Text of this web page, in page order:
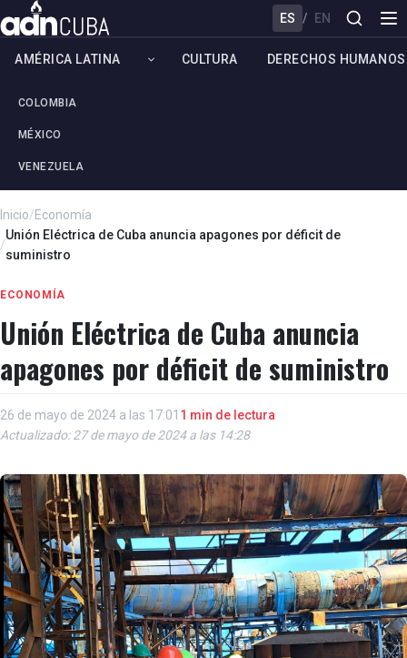
ES / EN
AMÉRICA LATINA
COLOMBIA
MÉXICO
VENEZUELA
CULTURA DERECHOS HUMANOS
Inicio/Economía
/
Unión Eléctrica de Cuba anuncia apagones por déficit de
suministro
ECONOMÍA
Unión Eléctrica de Cuba anuncia
apagones por déficit de suministro
26 de mayo de 2024 a las 17:01 1 min de lectura
Actualizado: 27 de mayo de 2024 a las 14:28